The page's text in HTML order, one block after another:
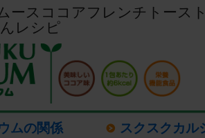
ースココアフレンチトース
レシピ
ムの関係 スクスクカル